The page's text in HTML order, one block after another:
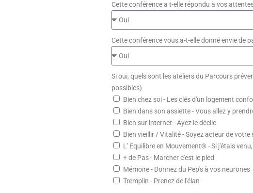
Cette conférence a t-elle répondu à vos
Cette conférence vous a-t-elle donné envie de
Si oui, quels sont les ateliers du Parcours
possibles)
Bien chez soi - Les clés d'un logement
Bien dans son assiette - Vous allez y
Bien sur internet - Ayez le déclic
Bien vieillir / Vitalité - Soyez acteur de votre
L' Equilibre en Mouvement® - Si j'étais
+ de Pas - Marcher c'est le pied
Mémoire - Donnez du Pep's à vos neurones
Tremplin - Prenez de l'élan